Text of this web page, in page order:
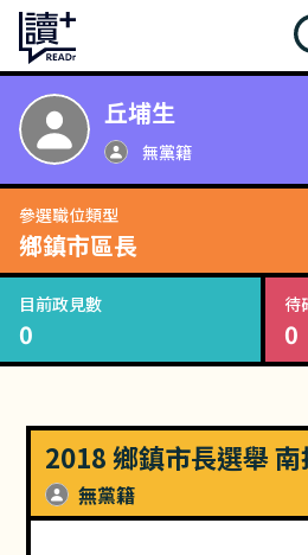
丘埔生
無黨籍
參選職位類型
鄉鎮市區長
目前政見數
0
待
0
2018 鄉鎮市長選舉
無黨籍